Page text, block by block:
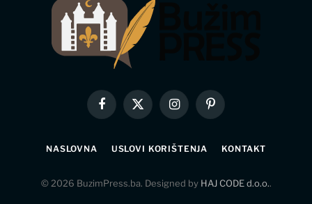
Facebook
X
InstagramPinterest
NASLOVNA USLOVI KORIŠTENJA KONTAKT
© 2026 BuzimPress.ba. Designed by HAJ CODE d.o.o..